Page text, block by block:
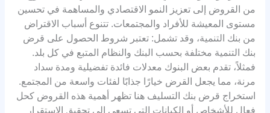
من القروض إلى تعزيز النمو الاقتصادي والمساهمة في تحسين
مستوى المعيشة للأفراد والمجتمعات. تتنوع أسباب الاقتراض
من بنك التنمية، وقد تشمل: تعتبر شروط الحصول على قرض
بنك التنمية مختلفة بحسب البنك والنظام المتبع في كل بلد.
فمثلاً، تقدم بعض البنوك معدلات فائدة تفضيلية ومدة سداد
مرنة، مما يجعل القرض خيارًا جذابًا لفئات واسعة من المجتمع.
استخراج قرض بنك التسليف هنا تظهر أهمية هذه القروض كحل
فعال للأشخاص أو الكيانات التي تسعى إلى تحقيق الاستقرار